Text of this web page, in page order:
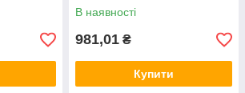
В наявності
981,01 ₴
Купити